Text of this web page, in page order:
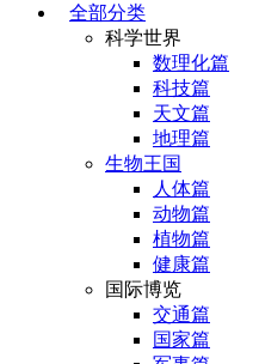
全部分类
科学世界
数理化篇
科技篇
天文篇
地理篇
生物王国
人体篇
动物篇
植物篇
健康篇
国际博览
交通篇
国家篇